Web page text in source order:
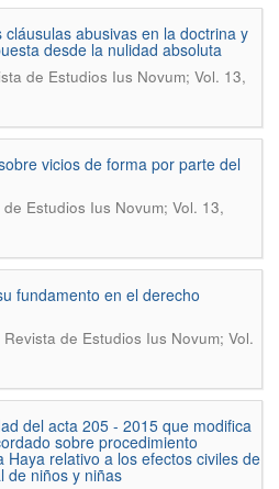
abusivas en la doctrina y
desde la nulidad absoluta
de Estudios Ius Novum; Vol. 13,
vicios de forma por parte del
de Estudios Ius Novum; Vol. 13,
fundamento en el derecho
Revista de Estudios Ius Novum; Vol.
del acta 205 - 2015 que modifica
sobre procedimiento
Haya relativo a los efectos civiles de
de niños y niñas